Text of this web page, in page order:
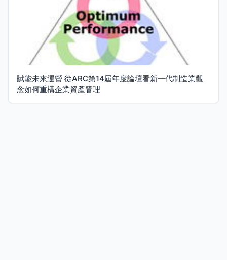
賦能未來運營 從ARC第14屆年度論壇看新一代制造業觀
念如何重構企業資產管理